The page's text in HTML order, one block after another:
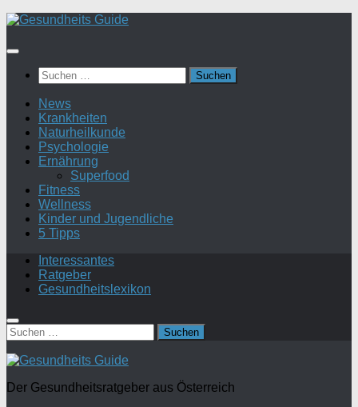
Suchen
nach:
News
Krankheiten
Naturheilkunde
Psychologie
Ernährung
Superfood
Fitness
Wellness
Kinder und Jugendliche
5 Tipps
Interessantes
Ratgeber
Gesundheitslexikon
Suchen
nach:
Der Gesundheitsratgeber aus Österreich